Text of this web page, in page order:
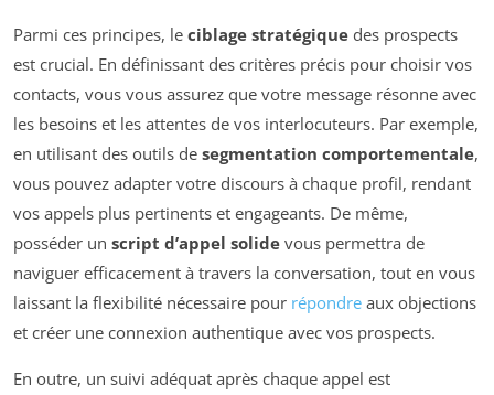
Parmi ces principes, le ciblage stratégique des prospects
est crucial. En définissant des critères précis pour choisir vos
contacts, vous vous assurez que votre message résonne avec
les besoins et les attentes de vos interlocuteurs. Par exemple,
en utilisant des outils de segmentation comportementale,
vous pouvez adapter votre discours à chaque profil, rendant
vos appels plus pertinents et engageants. De même,
posséder un script d’appel solide vous permettra de
naviguer efficacement à travers la conversation, tout en vous
laissant la flexibilité nécessaire pour répondre aux objections
et créer une connexion authentique avec vos prospects.
En outre, un suivi adéquat après chaque appel est